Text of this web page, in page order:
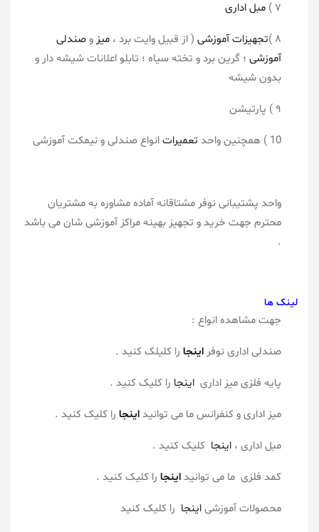
۷ ) مبل اداری
۸ ) تجهیزات آموزشی ( از قبیل وایت برد ، میزوصندلی
آموزشی ؛ گرین برد و تخته سیاه ؛ تابلو اعلانات شیشه دار و
بدون شیشه
۹ ) پارتیشن
10 ) همچنین واحد تعمیراتانواع صندلی و نیمکت آموزشی
واحد پشتیبانی نوفر مشتاقانه آماده مشاوره به مشتریان
محترم جهت خرید و تجهیز بهینه مراکز آموزشی شان می باشد
.
لینک ها
جهت مشاهده انواع :
صندلی اداری نوفراینجا را کلیلک کنید .
پایه فلزی میز اداری اینجا را کلیک کنید .
میز اداری و کنفرانس ما می توانیداینجا را کلیک کنید .
مبل اداری ، اینجا کلیک کنید .
کمد فلزی ما می توانیداینجا را کلیک کنید .
محصولات آموزشیاینجا را کلیک کنید